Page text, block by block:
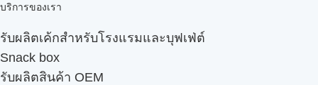
บริการของเรา
รับผลิตเค้กสำหรับโรงแรมและบุฟเฟ่ต์
Snack box
รับผลิตสินค้า OEM